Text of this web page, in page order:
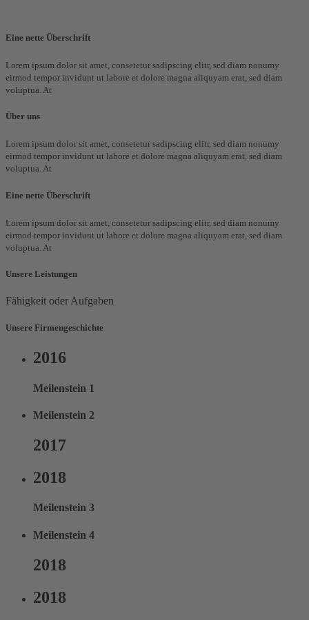
Eine nette Überschrift
Lorem ipsum dolor sit amet, consetetur sadipscing elitr, sed diam nonumy
eirmod tempor invidunt ut labore et dolore magna aliquyam erat, sed diam
voluptua. At
Über uns
Lorem ipsum dolor sit amet, consetetur sadipscing elitr, sed diam nonumy
eirmod tempor invidunt ut labore et dolore magna aliquyam erat, sed diam
voluptua. At
Eine nette Überschrift
Lorem ipsum dolor sit amet, consetetur sadipscing elitr, sed diam nonumy
eirmod tempor invidunt ut labore et dolore magna aliquyam erat, sed diam
voluptua. At
Unsere Leistungen
Fähigkeit oder Aufgaben
Unsere Firmengeschichte
2016
Meilenstein 1
Meilenstein 2
2017
2018
Meilenstein 3
Meilenstein 4
2018
2018